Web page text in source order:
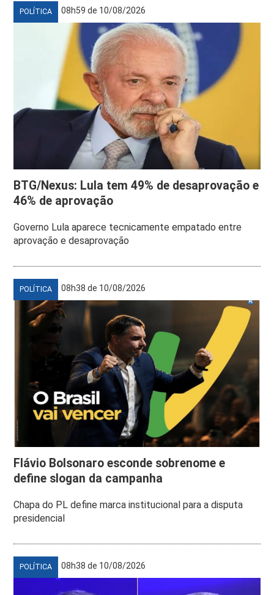
POLÍTICA 08h59 de 10/08/2026
BTG/Nexus: Lula tem 49% de desaprovação e
46% de aprovação
Governo Lula aparece tecnicamente empatado entre
aprovação e desaprovação
POLÍTICA 08h38 de 10/08/2026
Flávio Bolsonaro esconde sobrenome e
define slogan da campanha
Chapa do PL define marca institucional para a disputa
presidencial
POLÍTICA 08h38 de 10/08/2026